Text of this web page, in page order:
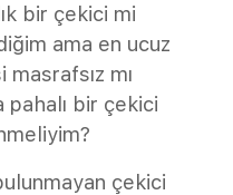
bir çekici mi
ama en ucuz
mı
pahalı bir çekici
çekici